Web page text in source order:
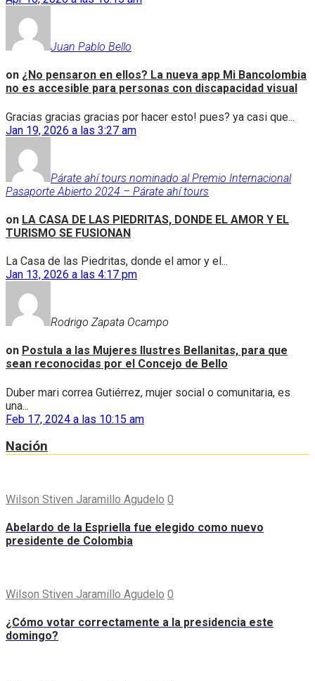
Juan Pablo Bello
on ¿No pensaron en ellos? La nueva app Mi Bancolombia
no es accesible para personas con discapacidad visual
Gracias gracias gracias por hacer esto! pues? ya casi que...
Jan 19, 2026 a las 3:27 am
Párate ahí tours nominado al Premio Internacional
Pasaporte Abierto 2024 – Párate ahí tours
on LA CASA DE LAS PIEDRITAS, DONDE EL AMOR Y EL
TURISMO SE FUSIONAN
La Casa de las Piedritas, donde el amor y el...
Jan 13, 2026 a las 4:17 pm
Rodrigo Zapata Ocampo
on Postula a las Mujeres Ilustres Bellanitas, para que
sean reconocidas por el Concejo de Bello
Duber mari correa Gutiérrez, mujer social o comunitaria, es
una...
Feb 17, 2024 a las 10:15 am
Nación
Wilson Stiven Jaramillo Agudelo 0
Abelardo de la Espriella fue elegido como nuevo
presidente de Colombia
Wilson Stiven Jaramillo Agudelo 0
¿Cómo votar correctamente a la presidencia este
domingo?